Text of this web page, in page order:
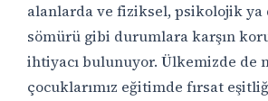
alanlarda ve fiziksel, psikolojik ya
sömürü gibi durumlara karşın
ihtiyacı bulunuyor. Ülkemizde de
çocuklarımız eğitimde fırsat